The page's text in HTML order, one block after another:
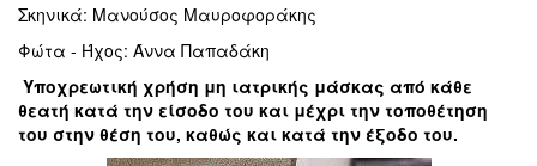
Σκηνικά: Μανούσος Μαυροφοράκης
Φώτα - Ήχος: Άννα Παπαδάκη
Υποχρεωτική χρήση μη ιατρικής μάσκας από κάθε
θεατή κατά την είσοδο του και μέχρι την τοποθέτηση
του στην θέση του, καθώς και κατά την έξοδο του.